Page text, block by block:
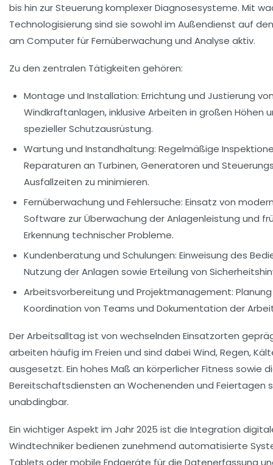
bis hin zur Steuerung komplexer Diagnosesysteme. Mit
Technologisierung sind sie sowohl im Außendienst auf
am Computer für Fernüberwachung und Analyse aktiv.
Zu den zentralen Tätigkeiten gehören:
Montage und Installation: Errichtung und Justierung
Windkraftanlagen, inklusive Arbeiten in großen Höhen
spezieller Schutzausrüstung.
Wartung und Instandhaltung: Regelmäßige
Reparaturen an Turbinen, Generatoren und
Ausfallzeiten zu minimieren.
Fernüberwachung und Fehlersuche: Einsatz von
Software zur Überwachung der Anlagenleistung und
Erkennung technischer Probleme.
Kundenberatung und Schulungen: Einweisung des
Nutzung der Anlagen sowie Erteilung von
Arbeitsvorbereitung und Projektmanagement:
Koordination von Teams und Dokumentation der
Der Arbeitsalltag ist von wechselnden Einsatzorten
arbeiten häufig im Freien und sind dabei Wind, Regen,
ausgesetzt. Ein hohes Maß an körperlicher Fitness sowie
Bereitschaftsdiensten an Wochenenden und Feiertagen
unabdingbar.
Ein wichtiger Aspekt im Jahr 2025 ist die Integration
Windtechniker bedienen zunehmend automatisierte
Tablets oder mobile Endgeräte für die Datenerfassung